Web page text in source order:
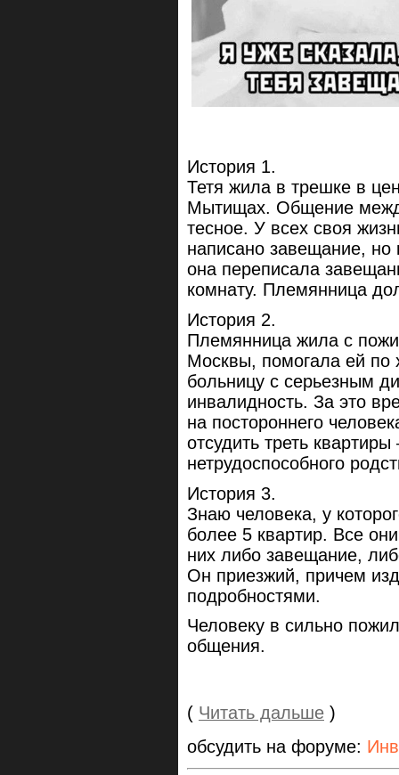
История 1.
Тетя жила в трешке в
Мытищах. Общение
тесное. У всех своя
написано завещание, но
она переписала
комнату. Племянница
История 2.
Племянница жила с
Москвы, помогала ей по
больницу с серьезным
инвалидность. За это
на постороннего
отсудить треть
нетрудоспособного
История 3.
Знаю человека, у
более 5 квартир. Все
них либо завещание,
Он приезжий, причем
подробностями.
Человеку в сильно
общения.
( Читать дальше )
обсудить на форуме: